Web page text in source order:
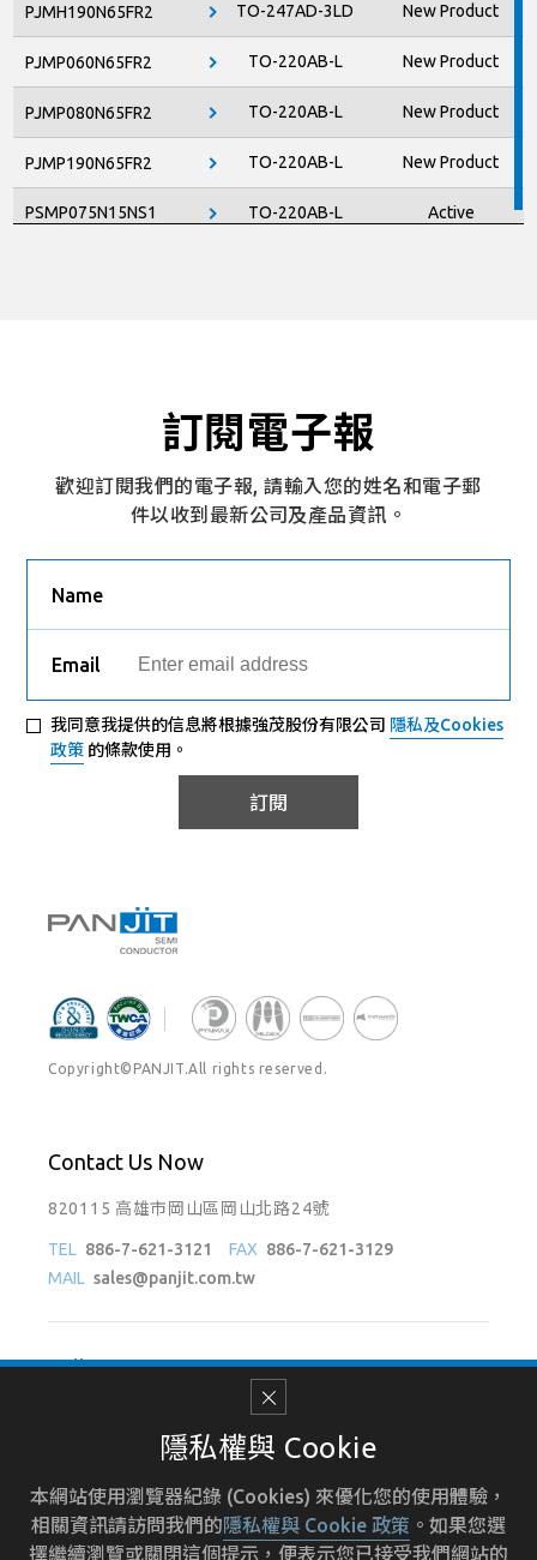
PJMH190N65FR2
PJMP060N65FR2
PJMP080N65FR2
PJMP190N65FR2
PSMP075N15NS1
TO-247AD-3LD New Product
TO-220AB-L New Product
TO-220AB-L New Product
TO-220AB-L New Product
TO-220AB-L Active
訂閱電子報
歡迎訂閱我們的電子報, 請輸入您的姓名和電子郵
件以收到最新公司及產品資訊。
Name
Email
訂閱
我同意我提供的信息將根據強茂股份有限公司 隱私及Cookies
政策 的條款使用。
隱私權與 Cookie
本網站使用瀏覽器紀錄 (Cookies) 來優化您的使用體驗，
相關資訊請訪問我們的隱私權與 Cookie 政策 。如果您選
擇繼續瀏覽或關閉這個提示，便表示您已接受我們網站的
Copyright©PANJIT.All rights reserved.
Contact Us Now
820115 高雄市岡山區岡山北路24號
TEL 886-7-621-3121 FAX 886-7-621-3129
MAIL sales@panjit.com.tw
Follow Us On
使用條款 招募人才 人力資源 隱私權政策